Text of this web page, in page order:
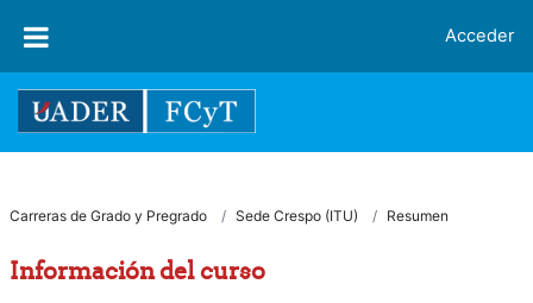
Acceder
Carreras de Grado y Pregrado Sede Crespo (ITU) Resumen
Información del curso